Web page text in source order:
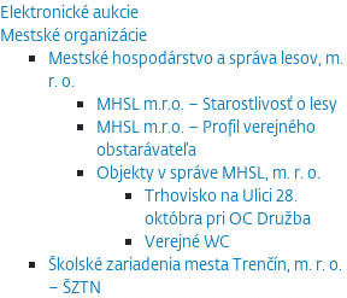
Elektronické aukcie
Mestské organizácie
Mestské hospodárstvo a správa lesov, m.
r. o.
MHSL m.r.o. – Starostlivosť o lesy
MHSL m.r.o. – Profil verejného
obstarávateľa
Objekty v správe MHSL, m. r. o.
Trhovisko na Ulici 28.
októbra pri OC Družba
Verejné WC
Školské zariadenia mesta Trenčín, m. r. o.
– ŠZTN